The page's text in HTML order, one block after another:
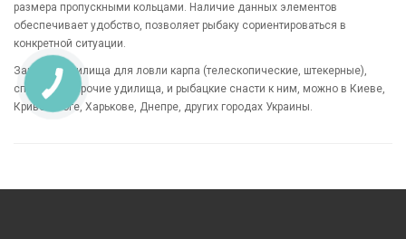
размера пропускными кольцами. Наличие данных элементов
обеспечивает удобство, позволяет рыбаку сориентироваться в
конкретной ситуации.
Заказать удилища для ловли карпа (телескопические, штекерные),
спиннинги, прочие удилища, и рыбацкие снасти к ним, можно в Киеве,
Кривом Роге, Харькове, Днепре, других городах Украины.